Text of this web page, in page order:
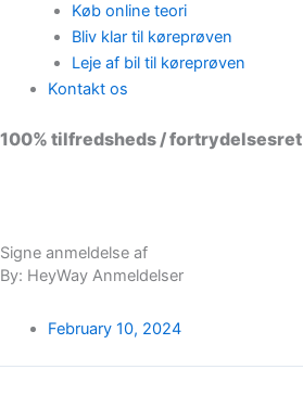
Køb online teori
Bliv klar til køreprøven
Leje af bil til køreprøven
Kontakt os
100% tilfredsheds / fortrydelsesret
Signe anmeldelse af
By: HeyWay Anmeldelser
February 10, 2024